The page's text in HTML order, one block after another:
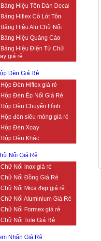
Bảng Hiệu Tôn Dán Decal
Bảng Hiflex Có Lót Tôn
Bảng Hiệu Alu Chữ Nổi
Bảng Hiệu Quảng Cáo
Bảng Hiệu Điện Tử Chữ
giá rẻ
Đèn Giá Rẻ
Hộp Đèn Hiflex giá rẻ
Hộp Đèn Ép Nổi Giá Rẻ
Hộp Đèn Chuyển Hình
Hộp đèn siêu mỏng giá rẻ
Hộp Đèn Xoay
Hộp Đèn Khác
Nổi Giá Rẻ
Chữ Nổi Inox giá rẻ
Chữ Nổi Đồng Giá Rẻ
Chữ Nổi Mica đẹp giá rẻ
Chữ Nổi Aluminium Giá Rẻ
Chữ Nổi Formex giá rẻ
Chữ Nổi Tole Giá Rẻ
Nhãn Giá Rẻ